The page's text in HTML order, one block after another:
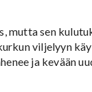
mutta sen
viljelyyn
ja kevään